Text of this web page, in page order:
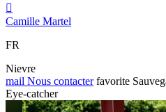

Camille Martel
FR
Nievre
mail Nous contacter favorite
Eye-catcher